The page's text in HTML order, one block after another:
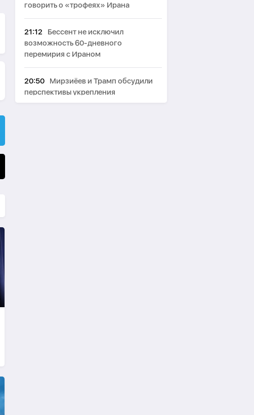
говорить о «трофеях» Ирана
21:12
Бессент не исключил
возможность 60-дневного
перемирия с Ираном
20:50
Мирзиёев и Трамп обсудили
перспективы укрепления
двусторонних отношений